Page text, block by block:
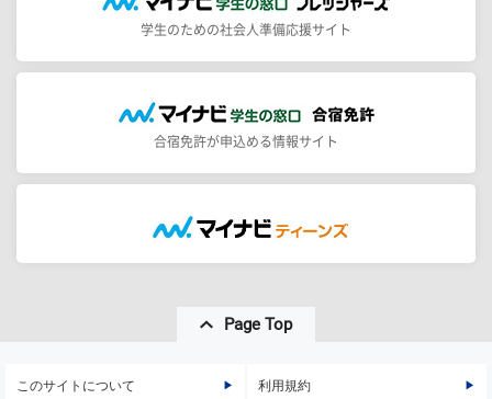
学生のための社会人準備応援サイト
合宿免許が申込める情報サイト
Page Top
このサイトについて 利用規約